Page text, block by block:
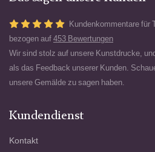
Kundenkommentare für
bezogen auf 453 Bewertungen
Wir sind stolz auf unsere Kunstdrucke,
als das Feedback unserer Kunden.
unsere Gemälde zu sagen haben.
Kundendienst
Kontakt